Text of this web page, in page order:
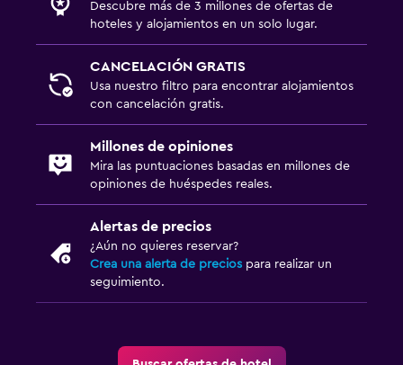
Descubre más de 3 millones de ofertas de
hoteles y alojamientos en un solo lugar.
CANCELACIÓN GRATIS
Usa nuestro filtro para encontrar alojamientos
con cancelación gratis.
Millones de opiniones
Mira las puntuaciones basadas en millones de
opiniones de huéspedes reales.
Alertas de precios
¿Aún no quieres reservar?
Crea una alerta de precios para realizar un
seguimiento.